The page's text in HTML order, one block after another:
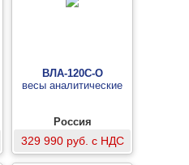
ВЛА-120С-О
весы аналитические
Россия
329 990 руб. с НДС